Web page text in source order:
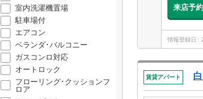
室内洗濯機置場
駐車場付
エアコン
ベランダ･バルコニー
ガスコンロ対応
オートロック
フローリング･クッションフ
ロア
来店予
情報登録日
賃貸アパート